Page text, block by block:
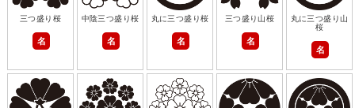
三つ盛り桜
名
中陰三つ盛り桜
名
丸に三つ盛り桜
名
三つ盛り山桜
名
丸に三つ盛り山
桜
名